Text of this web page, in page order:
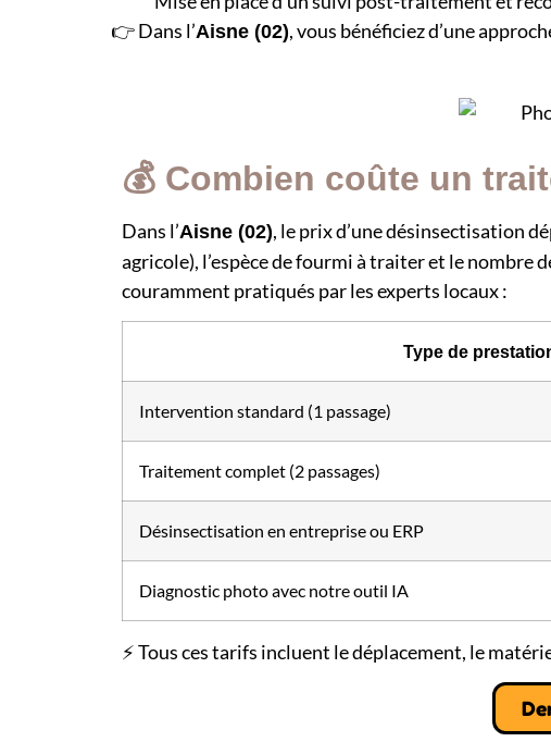
👉 Dans l’Aisne (02), vous bénéficiez d’une
💰 Combien coûte un
Dans l’Aisne (02), le prix d’une désinsectisation
agricole), l’espèce de fourmi à traiter et le nombre
couramment pratiqués par les experts locaux :
Type de
Intervention standard (1 passage)
Traitement complet (2 passages)
Désinsectisation en entreprise ou ERP
Diagnostic photo avec notre outil IA
⚡ Tous ces tarifs incluent le déplacement, le